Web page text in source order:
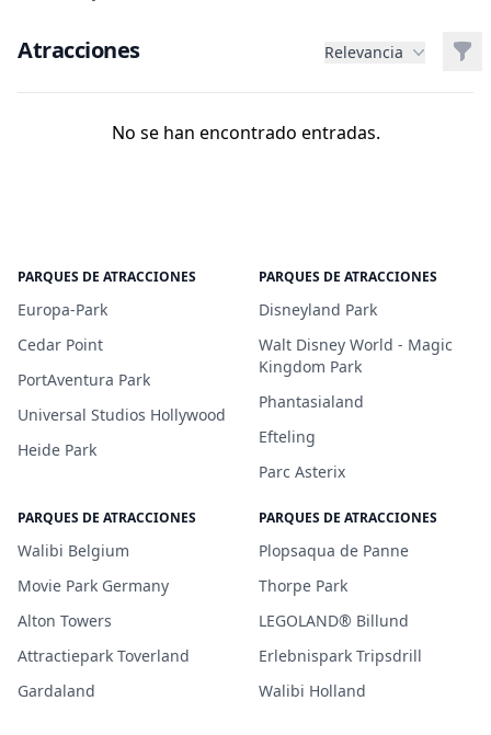
Atracciones Relevancia
No se han encontrado entradas.
PARQUES DE ATRACCIONES
Europa-Park
Cedar Point
PortAventura Park
Universal Studios Hollywood
Heide Park
PARQUES DE ATRACCIONES
Disneyland Park
Walt Disney World - Magic
Kingdom Park
Phantasialand
Efteling
Parc Asterix
PARQUES DE ATRACCIONES
Walibi Belgium
Movie Park Germany
Alton Towers
Attractiepark Toverland
Gardaland
PARQUES DE ATRACCIONES
Plopsaqua de Panne
Thorpe Park
LEGOLAND® Billund
Erlebnispark Tripsdrill
Walibi Holland